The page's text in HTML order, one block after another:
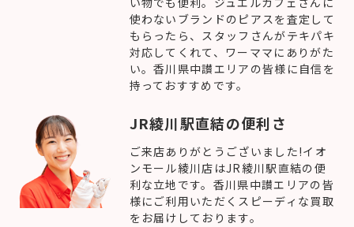
使わないブランドのピアスを査定して
もらったら、スタッフさんがテキパキ
対応してくれて、ワーママにありがた
い。香川県中讃エリアの皆様に自信を
持っておすすめです。
JR綾川駅直結の便利さ
ご来店ありがとうございました!イオ
ンモール綾川店はJR綾川駅直結の便
利な立地です。香川県中讃エリアの皆
様にご利用いただくスピーディな買取
をお届けしております。